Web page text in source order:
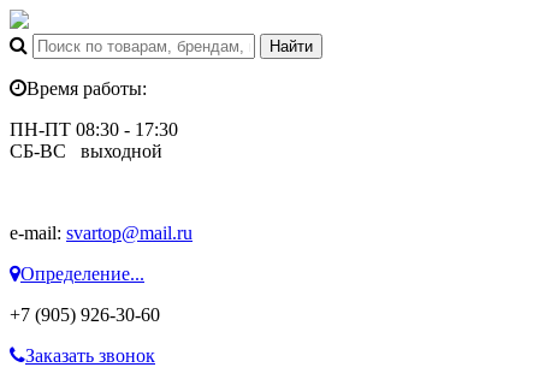
Время работы:
ПН-ПТ 08:30 - 17:30
СБ-ВС выходной
e-mail: svartop@mail.ru
Определение...
+7 (905) 926-30-60
Заказать звонок